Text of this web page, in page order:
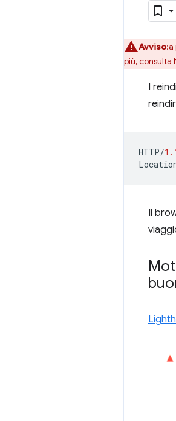
Avviso:a
più, consulta
I
HTTP/
Il